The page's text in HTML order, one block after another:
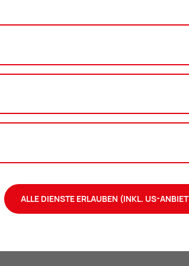
Rolläden, Fenster,
erlaubt.
in den Wohnhäusern der Stadt
ALLE DIENSTE ERLAUBEN (INKL. US-